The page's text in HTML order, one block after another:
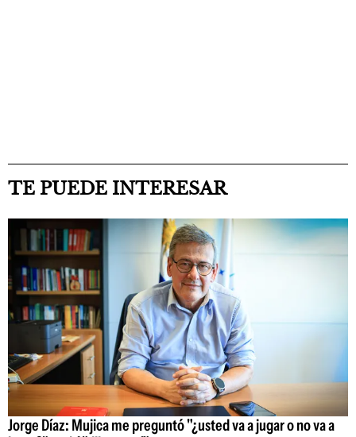
TE PUEDE INTERESAR
Jorge Díaz: Mujica me preguntó "¿usted va a jugar o no va a